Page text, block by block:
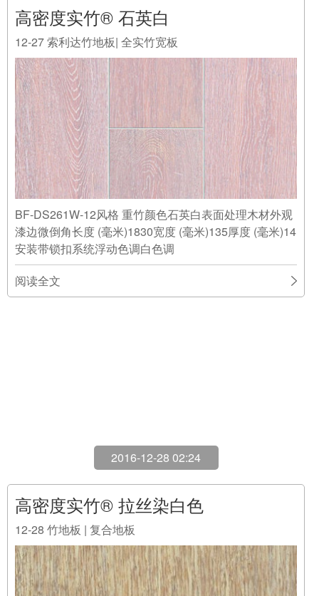
高密度实竹® 石英白
12-27索利达竹地板| 全实竹宽板
BF-DS261W-12风格 重竹颜色石英白表面处理木材外观
漆边微倒角长度 (毫米)1830宽度 (毫米)135厚度 (毫米)14
安装带锁扣系统浮动色调白色调
阅读全文
2016-12-28 02:24
高密度实竹® 拉丝染白色
12-28 竹地板 | 复合地板